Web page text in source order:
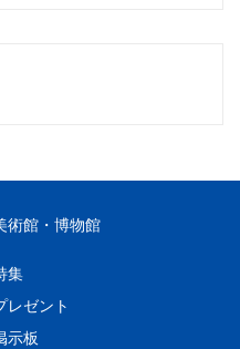
術館・博物館
集
レゼント
示板